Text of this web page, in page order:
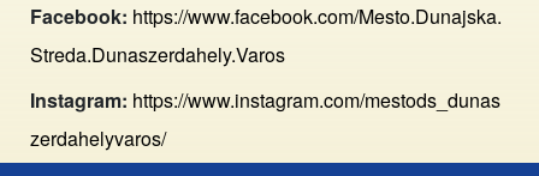
Facebook: https://www.facebook.com/Mesto.Dunajska.
Streda.Dunaszerdahely.Varos
Instagram: https://www.instagram.com/mestods_dunas
zerdahelyvaros/